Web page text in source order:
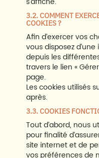
3.2. COMMENT
COOKIES ?
Afin d’exercer vos
vous disposez
depuis les
travers le lien «
page.
Les cookies utilisés
après.
3.3. COOKIES
Tout d’abord, nous
pour finalité
site internet et de
vos préférences de